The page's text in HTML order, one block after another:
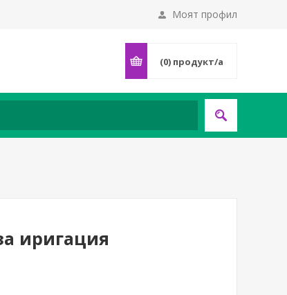
Моят профил
(0) продукт/а
иригация